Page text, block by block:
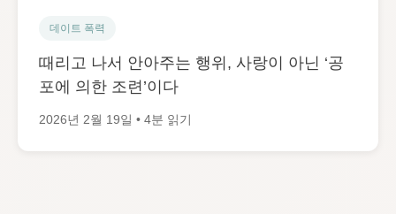
데이트 폭력
때리고 나서 안아주는 행위, 사랑이 아닌 ‘공
포에 의한 조련’이다
2026년 2월 19일 • 4분 읽기